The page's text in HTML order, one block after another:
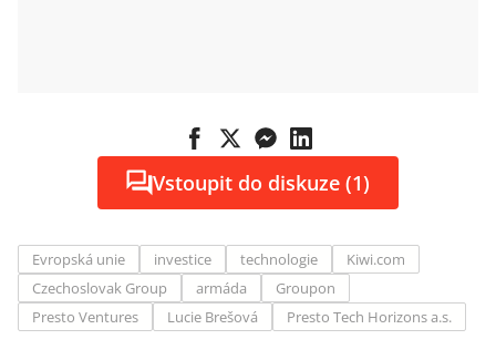
Vstoupit do diskuze (1)
Evropská unie investice technologie
Kiwi.com
Czechoslovak Group
armáda
Groupon
Presto Ventures
Lucie Brešová Presto Tech Horizons a.s.